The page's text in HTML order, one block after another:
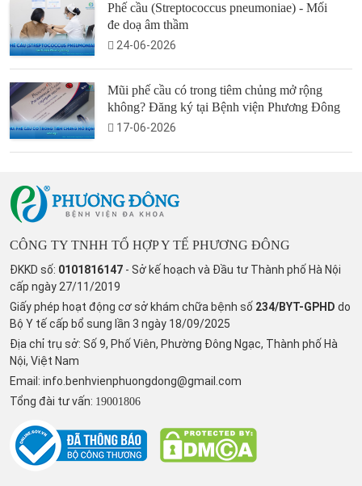
Phế cầu (Streptococcus pneumoniae) - Mối
đe doạ âm thầm
24-06-2026
Mũi phế cầu có trong tiêm chủng mở rộng
không? Đăng ký tại Bệnh viện Phương Đông
17-06-2026
CÔNG TY TNHH TỔ HỢP Y TẾ PHƯƠNG ĐÔNG
ĐKKD số: 0101816147 - Sở kế hoạch và Đầu tư Thành phố Hà Nội
cấp ngày 27/11/2019
Giấy phép hoạt động cơ sở khám chữa bệnh số 234/BYT-GPHD do
Bộ Y tế cấp bổ sung lần 3 ngày 18/09/2025
Địa chỉ trụ sở: Số 9, Phố Viên, Phường Đông Ngạc, Thành phố Hà
Nội, Việt Nam
Email: info.benhvienphuongdong@gmail.com
Tổng đài tư vấn: 19001806